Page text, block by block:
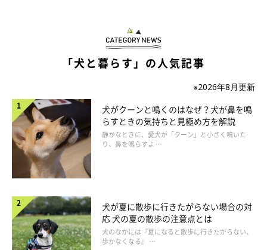
「犬と暮らす」の人気記事
※2026年8月更新
犬がクーンと鳴くのはなぜ？犬が鼻を鳴
らすときの気持ちと見極め方を解説
静かなときに、愛犬が「クーン」と小さく鳴いた
り、鼻を鳴らすよ …
犬が夏に散歩に行きたがらない場合の対
応 犬の夏の散歩の注意点とは
犬のなかには『夏になると散歩に行きたがらない、
歩かなくなる』 …